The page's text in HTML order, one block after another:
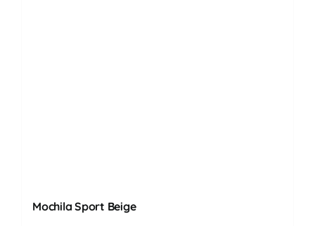
Mochila Sport Beige